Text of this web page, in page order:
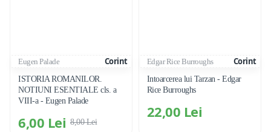
Eugen Palade Corint
ISTORIA ROMANILOR.
NOTIUNI ESENTIALE cls. a
VIII-a - Eugen Palade
6,00 Lei 8,00 Lei
Edgar Rice Burroughs Corint
Intoarcerea lui Tarzan - Edgar
Rice Burroughs
22,00 Lei